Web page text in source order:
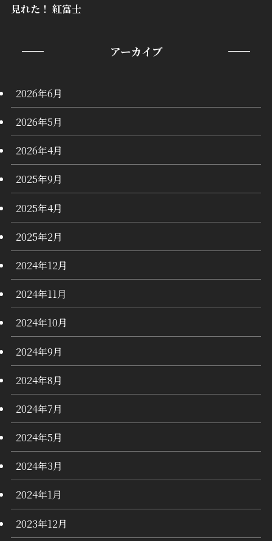
見れた！ 紅富士
アーカイブ
2026年6月
2026年5月
2026年4月
2025年9月
2025年4月
2025年2月
2024年12月
2024年11月
2024年10月
2024年9月
2024年8月
2024年7月
2024年5月
2024年3月
2024年1月
2023年12月